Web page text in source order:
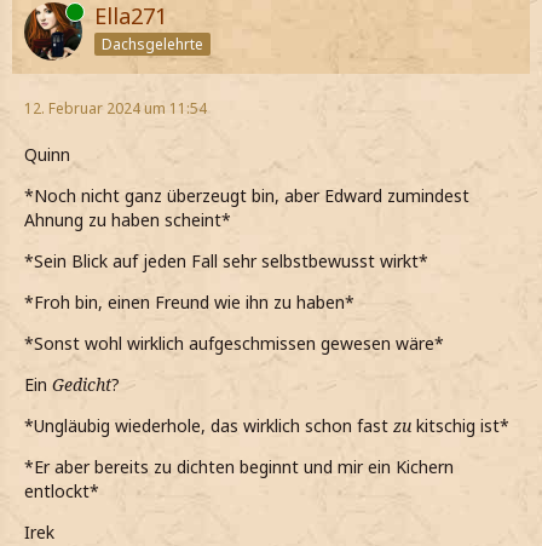
Online Ella271
Dachsgelehrte
12. Februar 2024 um 11:54
Quinn
*Noch nicht ganz überzeugt bin, aber Edward zumindest
Ahnung zu haben scheint*
*Sein Blick auf jeden Fall sehr selbstbewusst wirkt*
*Froh bin, einen Freund wie ihn zu haben*
*Sonst wohl wirklich aufgeschmissen gewesen wäre*
Ein Gedicht?
*Ungläubig wiederhole, das wirklich schon fast zu kitschig ist*
*Er aber bereits zu dichten beginnt und mir ein Kichern
entlockt*
Irek